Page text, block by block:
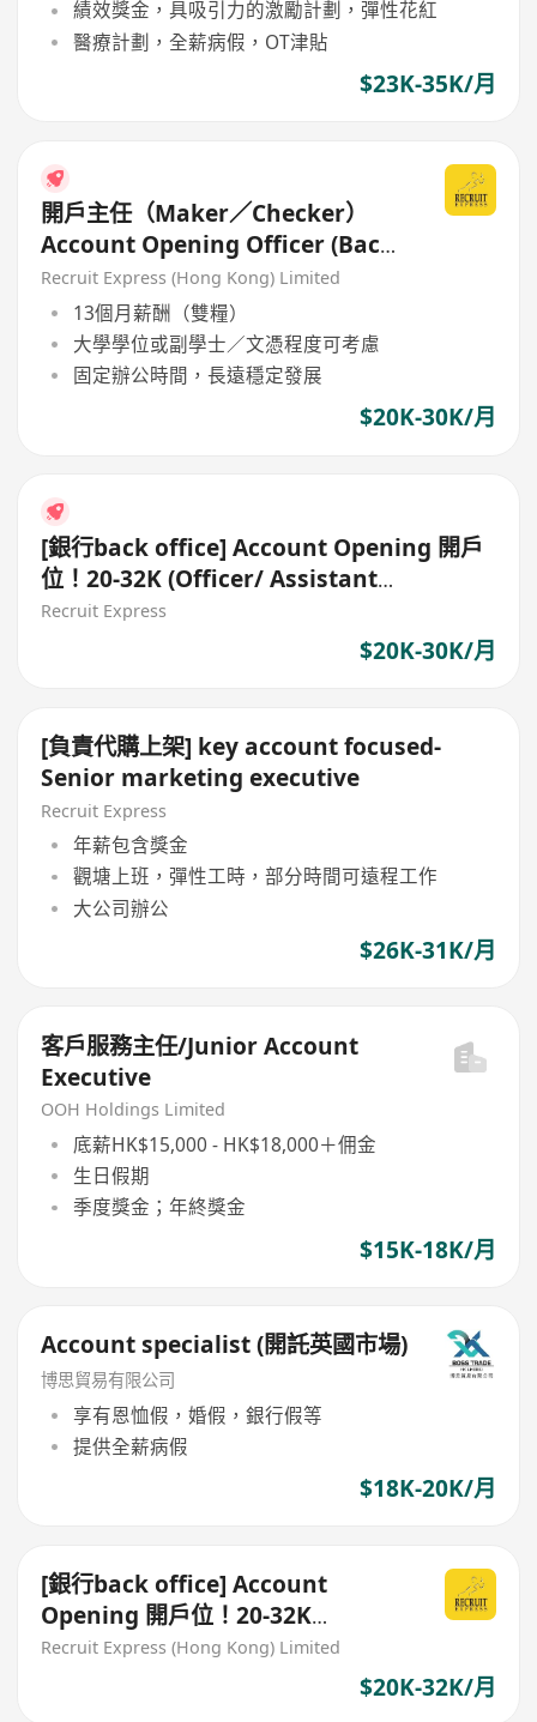
績效獎金，具吸引力的激勵計劃，彈性花紅
醫療計劃，全薪病假，OT津貼
$23K-35K/月
開戶主任（Maker／Checker）
Account Opening Officer (Back
Office)
Recruit Express (Hong Kong) Limited
13個月薪酬（雙糧）
大學學位或副學士／文憑程度可考慮
固定辦公時間，長遠穩定發展
$20K-30K/月
[銀行back office] Account Opening 開戶
位！20-32K (Officer/ Assistant
Manager)*
Recruit Express
$20K-30K/月
[負責代購上架] key account focused-
Senior marketing executive
Recruit Express
年薪包含獎金
觀塘上班，彈性工時，部分時間可遠程工作
大公司辦公
$26K-31K/月
客戶服務主任/Junior Account
Executive
OOH Holdings Limited
底薪HK$15,000 - HK$18,000＋佣金
生日假期
季度獎金；年終獎金
$15K-18K/月
Account specialist (開託英國市場)
博思貿易有限公司
享有恩恤假，婚假，銀行假等
提供全薪病假
$18K-20K/月
[銀行back office] Account
Opening 開戶位！20-32K
(Officer/ Assistant Manager)
Recruit Express (Hong Kong) Limited
$20K-32K/月